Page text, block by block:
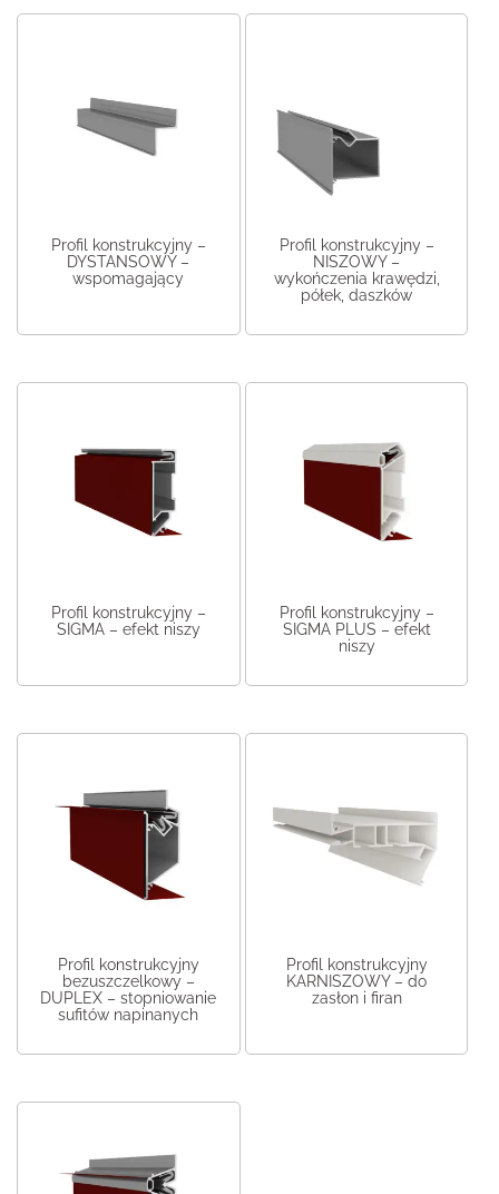
Znaczniki produktu
Profil konstrukcyjny –
DYSTANSOWY –
wspomagający
Profil konstrukcyjny –
NISZOWY –
wykończenia krawędzi,
półek, daszków
Profil konstrukcyjny –
SIGMA – efekt niszy
Profil konstrukcyjny –
SIGMA PLUS – efekt
niszy
Profil konstrukcyjny
bezuszczelkowy –
DUPLEX – stopniowanie
sufitów napinanych
Profil konstrukcyjny
KARNISZOWY – do
zasłon i firan